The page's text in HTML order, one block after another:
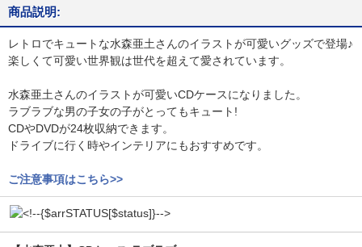
商品説明:
レトロでキュートな水森亜土さんのイラストが可愛いグッズで登場♪
楽しくて可愛い世界観は世代を超えて愛されています。
水森亜土さんのイラストが可愛いCDケースになりました。
ラブラブな男の子女の子がとってもキュート!
CDやDVDが24枚収納できます。
ドライブに行く時やインテリアにもおすすめです。
ご注意事項はこちら>>